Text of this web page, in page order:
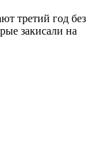
третий год без
закисали на